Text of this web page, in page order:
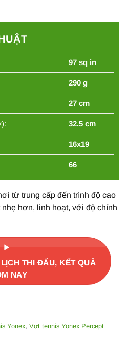
97 sq in
290 g
27 cm
32.5 cm
16x19
66
từ trung cấp đến trình độ cao
hơn, linh hoạt, với độ chính
THI ĐẤU, KẾT QUẢ
NAY
Yonex, Vợt tennis Yonex Percept